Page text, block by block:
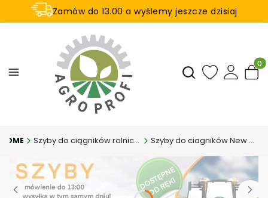
Zamów do 13.00 a wyślemy jeszcze dzisiaj
U nas na zwrot aż 21 dni
Otwórz
Szyby do ciągników rolniczych Szyby do ciagników New Holland